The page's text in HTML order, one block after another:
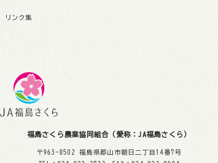
リンク集
福島さくら農業協同組合（愛称：JA福島さくら）
〒963-8502 福島県郡山市朝日二丁目14番7号